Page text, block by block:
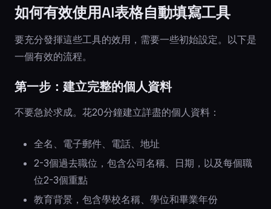
如何有效使用AI表格自動填寫工具
要充分發揮這些工具的效用，需要一些初始設定。以下是
一個有效的流程。
第一步：建立完整的個人資料
不要急於求成。花20分鐘建立詳盡的個人資料：
全名、電子郵件、電話、地址
2-3個過去職位，包含公司名稱、日期，以及每個職
位2-3個重點
教育背景，包含學校名稱、學位和畢業年份